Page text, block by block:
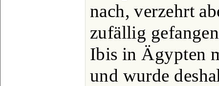
nach, verzehrt
zufällig
Ibis in Ägypten
und wurde